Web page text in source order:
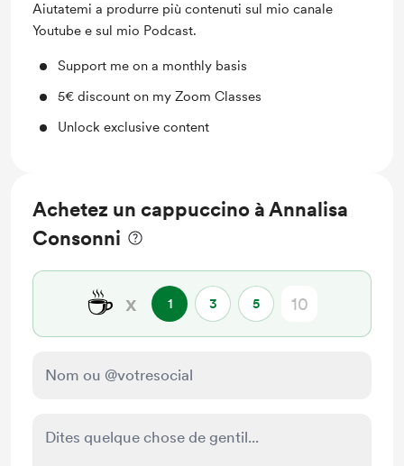
Aiutatemi a produrre più contenuti sul mio canale
Youtube e sul mio Podcast.
Support me on a monthly basis
5€ discount on my Zoom Classes
Unlock exclusive content
Achetez un cappuccino à Annalisa
Consonni
☕ x 1 3 5